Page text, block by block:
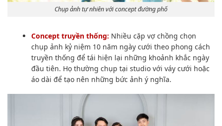
Chụp ảnh tự nhiên với concept đường phố
Concept truyền thống: Nhiều cặp vợ chồng chọn
chụp ảnh kỷ niệm 10 năm ngày cưới theo phong cách
truyền thống để tái hiện lại những khoảnh khắc ngày
đầu tiên. Họ thường chụp tại studio với váy cưới hoặc
áo dài để tạo nên những bức ảnh ý nghĩa.